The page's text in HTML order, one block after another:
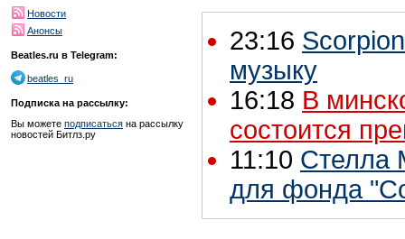
Новости
Анонсы
Beatles.ru в Telegram:
beatles_ru
Подписка на рассылку:
Вы можете подписаться на рассылку
новостей Битлз.ру
23:16
музыку
16:18 В
состоится
11:10 Стелла
для фонда